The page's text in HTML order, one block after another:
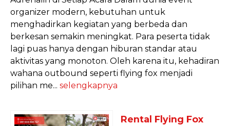
organizer modern, kebutuhan untuk
menghadirkan kegiatan yang berbeda dan
berkesan semakin meningkat. Para peserta tidak
lagi puas hanya dengan hiburan standar atau
aktivitas yang monoton. Oleh karena itu, kehadiran
wahana outbound seperti flying fox menjadi
pilihan me... selengkapnya
Rental Flying Fox